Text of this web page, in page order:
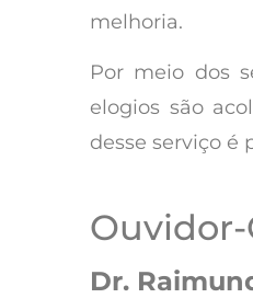
melhoria.
Por meio dos
elogios são
desse serviço é
Ouvidor-
Dr.